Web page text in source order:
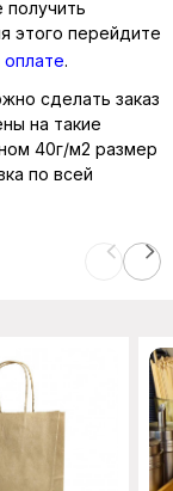
этого перейдите
оплате.
сделать заказ
на такие
40г/м2 размер
по всей